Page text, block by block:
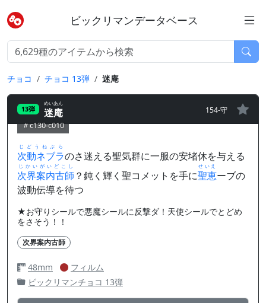
ビックリマンデータベース
チョコ チョコ 13弾 迷庵
13弾 迷庵
めいあん
154-守
c130-c010
次動ネブラ
じどうねぶら
のさ迷える聖気群に一服の安堵休を与える
次界案内古師
じかいがいどこし
？鈍く輝く聖コメットを手に聖恵
せいえ
ーブの
波動伝導を待つ
★お守りシールで悪魔シールに反撃ダ！天使シールでとどめ
をさそう！！
次界案内古師
48mm
フィルム
ビックリマンチョコ 13弾